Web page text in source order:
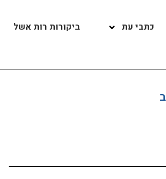
כתבי עת ביקורות רות אשל